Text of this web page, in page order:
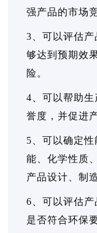
强产品的市场
3、可以评估
够达到预期效
险。
4、可以帮助
誉度，并促进
5、可以确定
能、化学性质
产品设计、制
6、可以评估
是否符合环保